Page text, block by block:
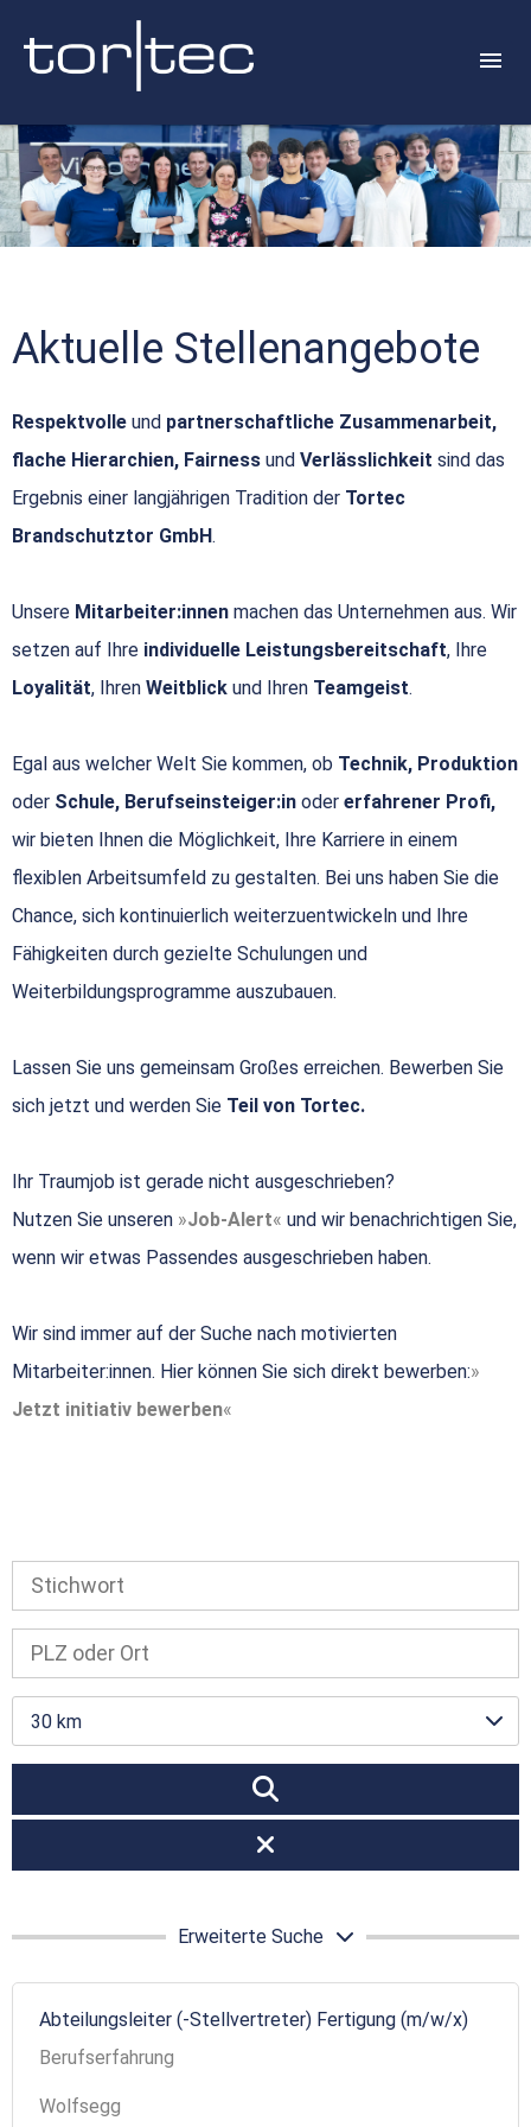
Aktuelle Stellenangebote
Respektvolle und partnerschaftliche Zusammenarbeit,
flache Hierarchien, Fairness und Verlässlichkeit sind das
Ergebnis einer langjährigen Tradition der Tortec
Brandschutztor GmbH.
Unsere Mitarbeiter:innen machen das Unternehmen aus. Wir
setzen auf Ihre individuelle Leistungsbereitschaft, Ihre
Loyalität, Ihren Weitblick und Ihren Teamgeist.
Egal aus welcher Welt Sie kommen, ob Technik, Produktion
oder Schule, Berufseinsteiger:in oder erfahrener Profi,
wir bieten Ihnen die Möglichkeit, Ihre Karriere in einem
flexiblen Arbeitsumfeld zu gestalten. Bei uns haben Sie die
Chance, sich kontinuierlich weiterzuentwickeln und Ihre
Fähigkeiten durch gezielte Schulungen und
Weiterbildungsprogramme auszubauen.
Lassen Sie uns gemeinsam Großes erreichen. Bewerben Sie
sich jetzt und werden Sie Teil von Tortec.
Ihr Traumjob ist gerade nicht ausgeschrieben?
Nutzen Sie unseren
Job-Alert
und wir benachrichtigen Sie,
wenn wir etwas Passendes ausgeschrieben haben.
Wir sind immer auf der Suche nach motivierten
Mitarbeiter:innen. Hier können Sie sich direkt bewerben:
Jetzt initiativ bewerben
30 km
Erweiterte Suche
Abteilungsleiter (-Stellvertreter) Fertigung (m/w/x)
Berufserfahrung
Wolfsegg